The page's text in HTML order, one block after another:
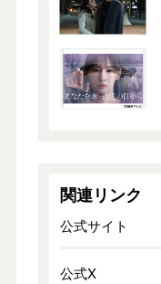
関連リンク
公式サイト
公式X